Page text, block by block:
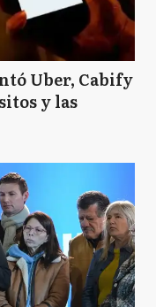
Uber, Cabify
y las